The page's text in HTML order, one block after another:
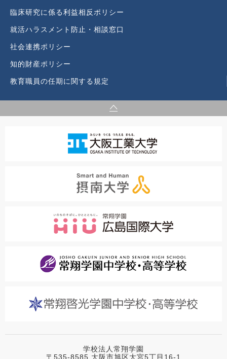
臨床研究に係る利益相反ポリシー
就活ハラスメント防止・相談窓口
社会連携ポリシー
知的財産ポリシー
教育職員の任期に関する規定
学校法人常翔学園
〒535-8585 大阪市旭区大宮5丁目16-1